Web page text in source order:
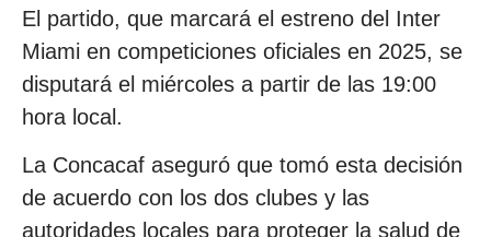
El partido, que marcará el estreno del Inter
Miami en competiciones oficiales en 2025, se
disputará el miércoles a partir de las 19:00
hora local.
La Concacaf aseguró que tomó esta decisión
de acuerdo con los dos clubes y las
autoridades locales para proteger la salud de